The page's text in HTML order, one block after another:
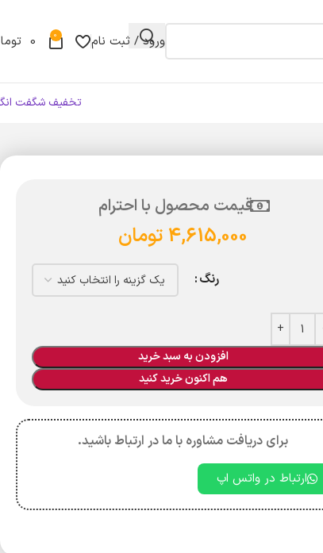
ورود / ثبت نام 0
0
تخفیف شگفت
قیمت محصول با احترام
4,615,000 تومان
رنگ
افزودن به سبد خرید
هم اکنون خرید کنید
برای دریافت مشاوره با ما در ارتباط باشید.
ارتباط در واتس اپ